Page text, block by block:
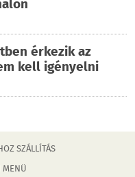
érkezik az
kell igényelni
SZÁLLÍTÁS
MENÜ